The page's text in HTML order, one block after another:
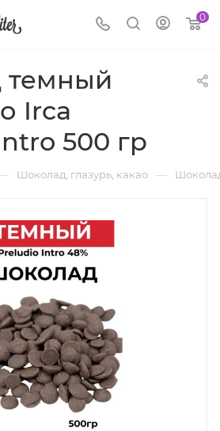
0
темный
Irca
500 гр
Шоколад, глазурь, какао —